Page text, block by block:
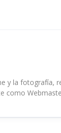
y la fotografía,
como